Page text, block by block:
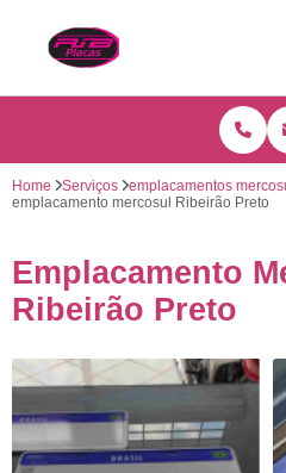
Home Serviços
emplacamentos
emplacamento mercosul Ribeirão Preto
Emplacamento
Ribeirão Preto